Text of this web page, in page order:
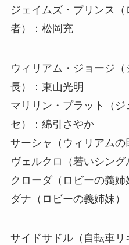
ジェイムズ・プリンス
者）：松岡充
ウィリアム・ジョージ
長）：東山光明
マリリン・プラット（
セ）：綿引さやか
サーシャ（ウィリアム
ヴェルクロ（若いシン
クローダ（ロビーの義姉
ダナ（ロビーの義姉妹）
サイドサドル（自転車